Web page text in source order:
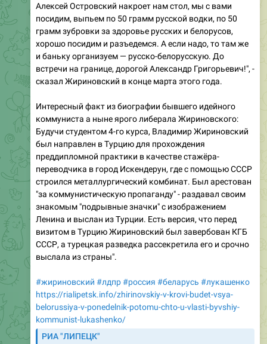
Алексей Островский накроет нам стол, мы с вами
посидим, выпьем по 50 грамм русской водки, по 50
грамм зубровки за здоровье русских и белорусов,
хорошо посидим и разъедемся. А если надо, то там же
и баньку организуем — русско-белорусскую. До
встречи на границе, дорогой Александр Григорьевич!", -
сказал Жириновский в конце марта этого года.
Интересный факт из биографии бывшего идейного
коммуниста а ныне ярого либерала Жириновского:
Будучи студентом 4-го курса, Владимир Жириновский
был направлен в Турцию для прохождения
преддипломной практики в качестве стажёра-
переводчика в город Искендерун, где с помощью СССР
строился металлургический комбинат. Был арестован
"за коммунистическую пропаганду" - раздавал своим
знакомым "подрывные значки" с изображением
Ленина и выслан из Турции. Есть версия, что перед
визитом в Турцию Жириновский был завербован КГБ
СССР, а турецкая разведка рассекретила его и срочно
выслала из страны".
#жириновский #лдпр#россия #беларусь #лукашенко
https://rialipetsk.info/zhirinovskiy-v-krovi-budet-vsya-
belorussiya-v-ponedelnik-potomu-chto-u-vlasti-byvshiy-
kommunist-lukashenko/
РИА "ЛИПЕЦК"